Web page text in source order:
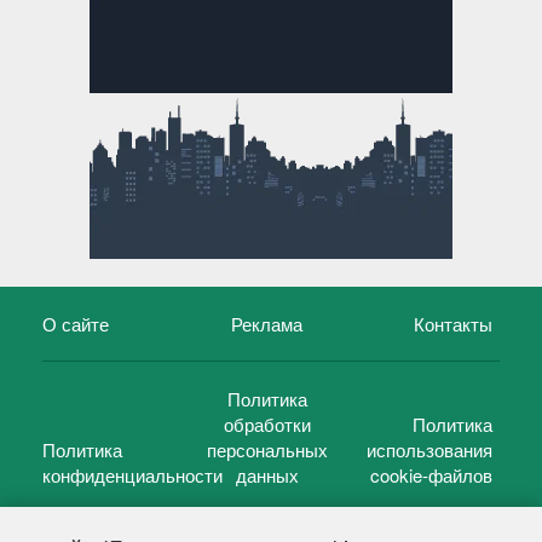
О сайте Реклама Контакты
Политика
конфиденциальности
Политика
обработки
персональных
данных
Политика
использования
cookie-файлов